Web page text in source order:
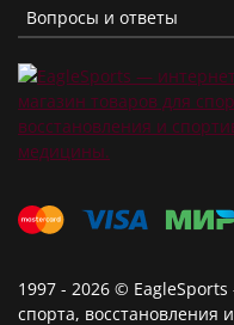
Вопросы и ответы
1997 - 2026 ©
спорта,